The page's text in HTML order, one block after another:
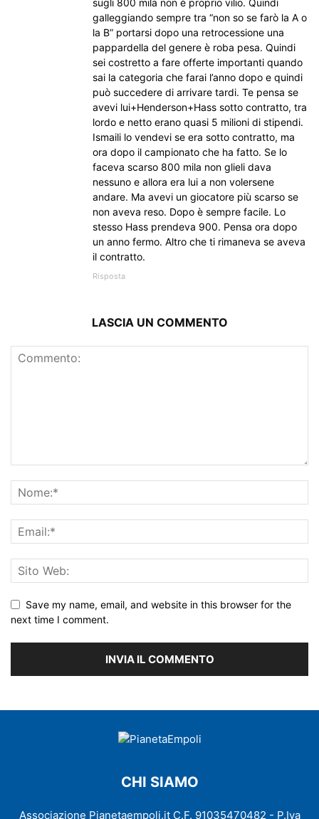
sugli 800 mila non è proprio vilio. Quindi
galleggiando sempre tra “non so se farò la A o
la B” portarsi dopo una retrocessione una
pappardella del genere è roba pesa. Quindi
sei costretto a fare offerte importanti quando
sai la categoria che farai l’anno dopo e quindi
può succedere di arrivare tardi. Te pensa se
avevi lui+Henderson+Hass sotto contratto, tra
lordo e netto erano quasi 5 milioni di stipendi.
Ismaili lo vendevi se era sotto contratto, ma
ora dopo il campionato che ha fatto. Se lo
faceva scarso 800 mila non glieli dava
nessuno e allora era lui a non volersene
andare. Ma avevi un giocatore più scarso se
non aveva reso. Dopo è sempre facile. Lo
stesso Hass prendeva 900. Pensa ora dopo
un anno fermo. Altro che ti rimaneva se aveva
il contratto.
Risposta
LASCIA UN COMMENTO
Save my name, email, and website in this browser for the
next time I comment.
CHI SIAMO
Associazione Pianetaempoli.it C.F. 91035470482 - P.Iva